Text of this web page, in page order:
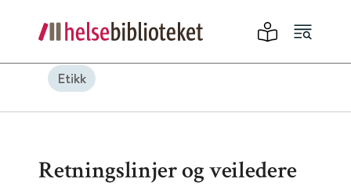
Etikk
Retningslinjer og veiledere